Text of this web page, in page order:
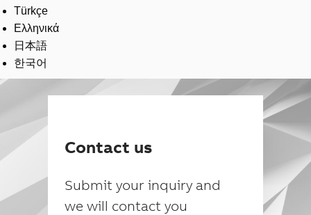
Türkçe
Ελληνικά
日本語
한국어
Contact us
Submit your inquiry and
we will contact you